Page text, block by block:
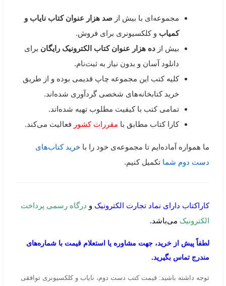
مجموعه‌ای با بیش از صد هزار عنوان کتاب نایاب و
کمیاب و کلکسیونری برای فروش.
بیش از ده هزار عنوان کتاب الکترونیک رایگان برای
دانلود آسان و بدون نیاز به ثبت‌نام.
کلیه کتب این مجموعه چاپ قدیمی بوده و از طریق
خرید کتابخانه‌های شخصی گردآوری شده‌اند.
تمامی کتب با کیفیت مطلوب تهیه شده‌اند.
کارا کتاب مطابق با مقررات کشور فعالیت می‌کند.
ما همواره آماده‌ایم تا مجموعه‌ی خود را با خرید کتاب‌های
دست دوم شما تکمیل کنیم.
کاراکتاب دارای نماد تجارت الکترونیک و درگاه رسمی پرداخت
الکترونیک می‌باشد.
لطفاً پیش از خرید، جهت مشاوره یا استعلام قیمت با شماره‌های
مندرج تماس بگیرید.
توجه داشته باشید: قیمت کتب دست دوم، نایاب و کلکسیونری توافقی